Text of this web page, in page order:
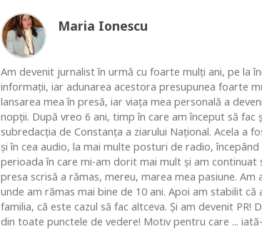
Maria Ionescu
Am devenit jurnalist în urmă cu foarte mulţi ani, pe la
informaţii, iar adunarea acestora presupunea foarte
lansarea mea în presă, iar viaţa mea personală a
nopţii. După vreo 6 ani, timp în care am început să fac
subredacţia de Constanţa a ziarului Naţional. Acela a
şi în cea audio, la mai multe posturi de radio,
perioada în care mi-am dorit mai mult şi am continuat
presa scrisă a rămas, mereu, marea mea pasiune.
unde am rămas mai bine de 10 ani. Apoi am stabilit
familia, că este cazul să fac altceva. Şi am devenit
din toate punctele de vedere! Motiv pentru care ...